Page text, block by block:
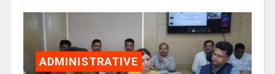
ADMINISTRATIVE